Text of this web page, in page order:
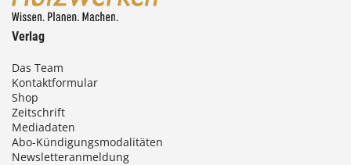
Verlag
Das Team
Kontaktformular
Shop
Zeitschrift
Mediadaten
Abo-Kündigungsmodalitäten
Newsletteranmeldung